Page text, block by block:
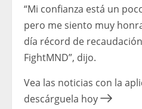
“Mi confianza está un
pero me siento muy
día récord de
FightMND”, dijo.
Vea las noticias con la
descárguela hoy